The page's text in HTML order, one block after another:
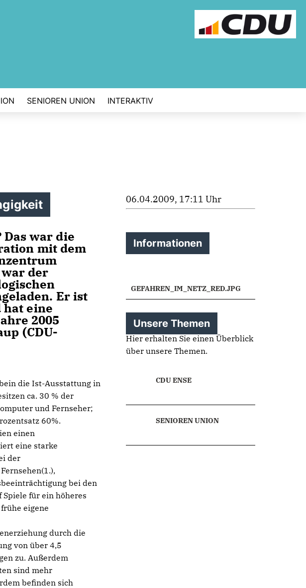
SENIOREN UNION INTERAKTIV
war die
mit dem
der
Er ist
eine
2005
(CDU-
die Ist-Ausstattung in
ca. 30 % der
und Fernseher;
60%.
einen
eine starke
der
bei den
für ein höheres
eigene
durch die
von über 4,5
zu. Außerdem
sind mehr
befinden sich
06.04.2009, 17:11 Uhr
Informationen
GEFAHREN_IM_NETZ_RED.JPG
Unsere Themen
Hier erhalten Sie einen Überblick
über unsere Themen.
CDU ENSE
SENIOREN UNION